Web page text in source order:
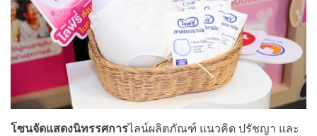
โซนจัดแสดงนิทรรศการไลน์ผลิตภัณฑ์ แนวคิด ปรัชญา และ